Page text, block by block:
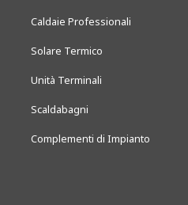
Caldaie Professionali
Solare Termico
Unità Terminali
Scaldabagni
Complementi di Impianto